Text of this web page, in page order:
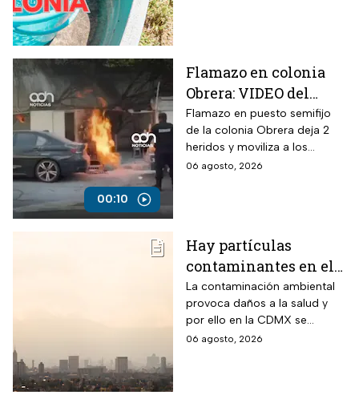
00:10
Flamazo en colonia
Obrera: VIDEO del
siniestro en puesto
semifijo que dejó
heridos
Flamazo en puesto semifijo
de la colonia Obrera deja 2
heridos y moviliza a los
servicios de emergencia en
06 agosto, 2026
Hay partículas
contaminantes en el
ambiente; así está la
calidad del aire hoy
en CDMX
La contaminación ambiental
provoca daños a la salud y
por ello en la CDMX se
monitorea la calidad del aire
06 agosto, 2026